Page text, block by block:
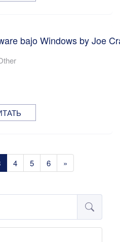
bajo Windows by Joe
4 5 6 »